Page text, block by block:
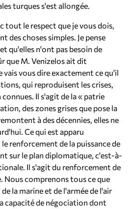
turques s'est allongée.
tout le respect que je vous dois,
des choses simples. Je pense
qu'elles n'ont pas besoin de
que M. Venizelos ait dit
vais vous dire exactement ce qu'il
qui reproduisent les crises,
Il s'agit de la « patrie
des zones grises que pose la
à des décennies, elles ne
Ce qui est apparu
renforcement de la puissance de
sur le plan diplomatique, c'est-à-
Il s'agit du renforcement de
Nous comprenons tous ce que
la marine et de l'armée de l'air
capacité de négociation dont